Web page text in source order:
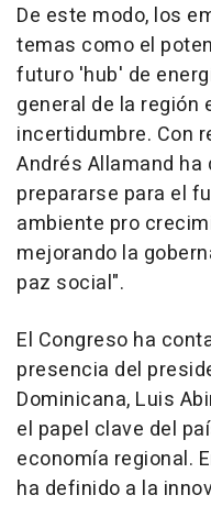
De este modo, los
temas como el
futuro 'hub' de
general de la región
incertidumbre. Con
Andrés Allamand
prepararse para el
ambiente pro
mejorando la
paz social".
El Congreso ha
presencia del
Dominicana, Luis
el papel clave del
economía regional.
ha definido a la